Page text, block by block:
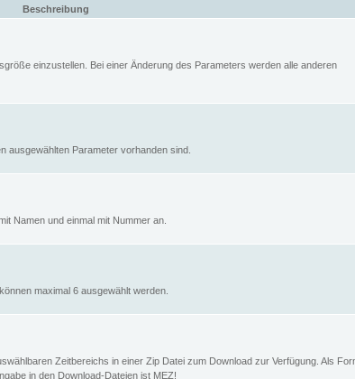
Beschreibung
einzustellen. Bei einer Änderung des Parameters werden alle anderen
ausgewählten Parameter vorhanden sind.
Namen und einmal mit Nummer an.
maximal 6 ausgewählt werden.
Zeitbereichs in einer Zip Datei zum Download zur Verfügung. Als
in den Download-Dateien ist MEZ!